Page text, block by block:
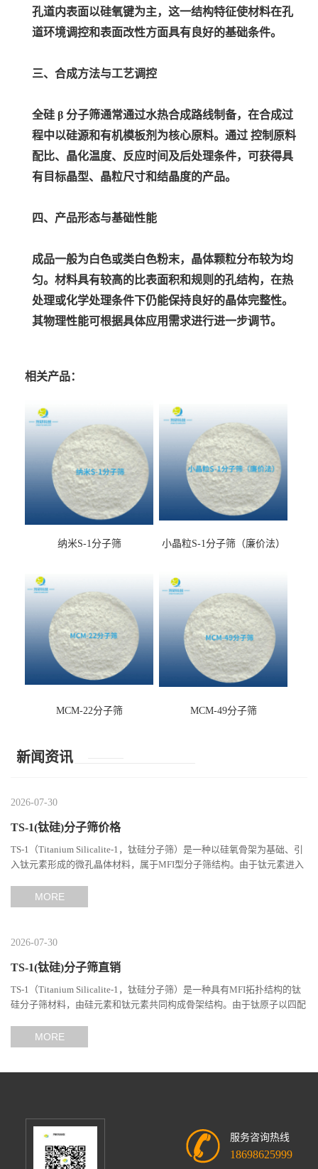
孔道内表面以硅氧键为主，这一结构特征使材料在孔
道环境调控和表面改性方面具有良好的基础条件。
三、合成方法与工艺调控
全硅 β 分子筛通常通过水热合成路线制备，在合成过
程中以硅源和有机模板剂为核心原料。通过 控制原料
配比、晶化温度、反应时间及后处理条件，可获得具
有目标晶型、晶粒尺寸和结晶度的产品。
四、产品形态与基础性能
成品一般为白色或类白色粉末，晶体颗粒分布较为均
匀。材料具有较高的比表面积和规则的孔结构，在热
处理或化学处理条件下仍能保持良好的晶体完整性。
其物理性能可根据具体应用需求进行进一步调节。
相关产品：
纳米S-1分子筛 小晶粒S-1分子筛（廉价法）
MCM-22分子筛 MCM-49分子筛
新闻资讯
2026-07-30
TS-1(钛硅)分子筛价格
TS-1（Titanium Silicalite-1，钛硅分子筛）是一种以硅氧骨架为基础、引
入钛元素形成的微孔晶体材料，属于MFI型分子筛结构。由于钛元素进入
MORE
2026-07-30
TS-1(钛硅)分子筛直销
TS-1（Titanium Silicalite-1，钛硅分子筛）是一种具有MFI拓扑结构的钛
硅分子筛材料，由硅元素和钛元素共同构成骨架结构。由于钛原子以四配
MORE
服务咨询热线
18698625999